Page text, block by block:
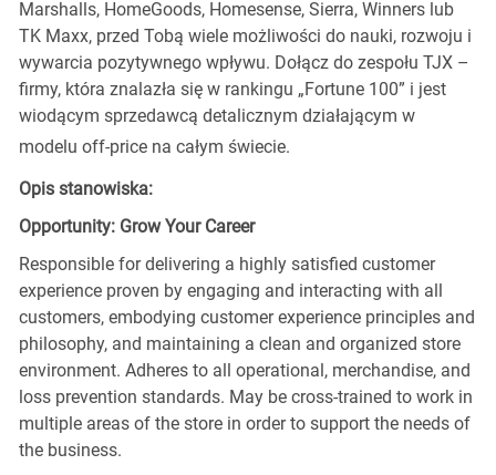
Marshalls, HomeGoods, Homesense, Sierra, Winners lub
TK Maxx, przed Tobą wiele możliwości do nauki, rozwoju i
wywarcia pozytywnego wpływu. Dołącz do zespołu TJX –
firmy, która znalazła się w rankingu „Fortune 100” i jest
wiodącym sprzedawcą detalicznym działającym w
modelu off-price na całym świecie.
Opis stanowiska:
Opportunity: Grow Your Career
Responsible for delivering a highly satisfied customer
experience proven by engaging and interacting with all
customers, embodying customer experience principles and
philosophy, and maintaining a clean and organized store
environment. Adheres to all operational, merchandise, and
loss prevention standards. May be cross-trained to work in
multiple areas of the store in order to support the needs of
the business.